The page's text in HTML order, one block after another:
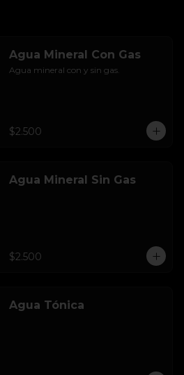
Agua Mineral Con Gas
Agua mineral con y sin gas.
$2.500
Agua Mineral Sin Gas
$2.500
Agua Tónica